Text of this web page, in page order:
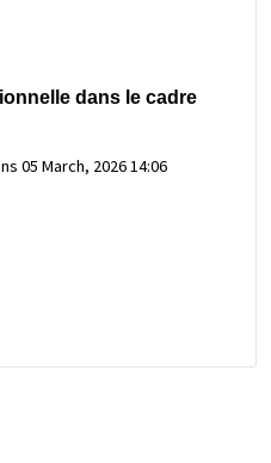
dans le cadre
05 March, 2026 14:06